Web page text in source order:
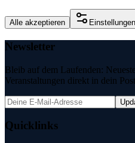
Alle akzeptieren
Newsletter
Bleib auf dem Laufenden:
Veranstaltungen direkt in dein
Quicklinks